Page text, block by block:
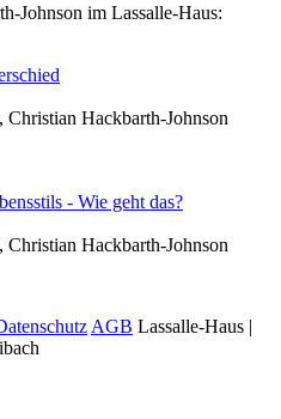
Johnson im Lassalle-Haus:
Hackbarth-Johnson
- Wie geht das?
Hackbarth-Johnson
AGB Lassalle-Haus |